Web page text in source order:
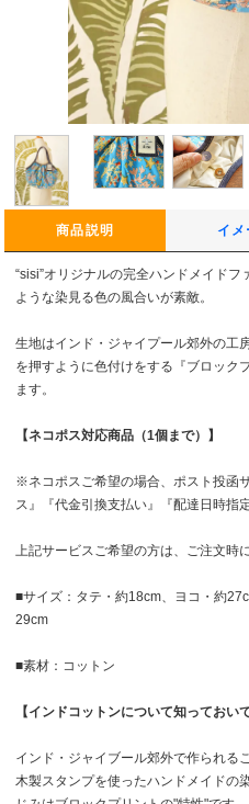
商品説明 イメ
“sisi”オリジナルの完全ハンドメイド
ような染見る色の風合いが素敵。
生地はインド・ジャイプール郊外の工
を押すように色付けをする『ブロック
ます。
【ネコポス対応商品（1個まで）】
※ネコポスご希望の場合、ポスト投函
ス』『代金引換支払い』『配達日時指
上記サービスご希望の方は、ご注文時
■サイズ：タテ・約18cm、ヨコ・約
29cm
■素材：コットン
【インドコットンについて知っておい
インド・ジャイブール郊外で作られる
木製スタンプを使ったハンドメイドの